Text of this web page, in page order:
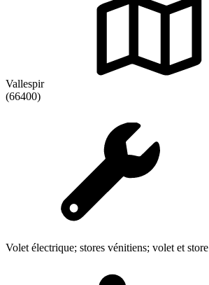
Vallespir
(66400)
Volet électrique; stores vénitiens; volet et store